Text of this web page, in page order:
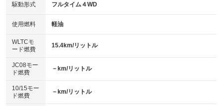
USB入力端子
：装備なし
100V電源
：装備なし
センターデフロック
：装備なし
電動格納ミラー
：装備あり
HID(キセノンライト)
：装備なし
バックカメラ
：装備あり
エアロ
：装備なし
：装備なし
パワーシート
ベンチシート
：装備なし
駆動形式 フルタイム４WD
使用燃料 軽油
WLTCモ
ード燃費
15.4km/リットル
JC08モー
ド燃費
－km/リットル
10/15モー
ド燃費
－km/リットル